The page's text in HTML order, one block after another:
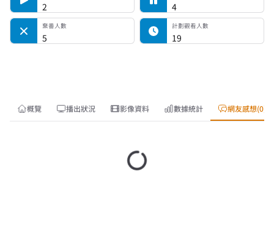
2 4
棄番人數
5
計劃觀看人數
19
概覽 播出狀況 影像資料 數據統計 網友感想(0)